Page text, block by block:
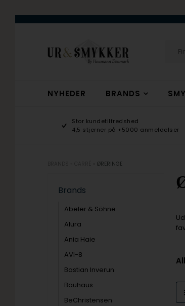
NYHEDER BRANDS
Stor kundetilfredshed
4,5 stjerner på +5000 anmeldelser
»ØRERINGE
Brands
Abeler & Söhne
Alura
Ania Haie
AVI-8
Bastian Inverun
Bauhaus
BeChristensen